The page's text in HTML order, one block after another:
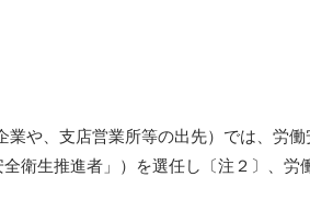
や、支店営業所等の出先）では、労
衛生推進者」）を選任し〔注２〕、労